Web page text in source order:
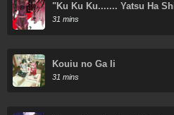
"Ku Ku Ku....... Yatsu Ha
Demo Saijaku" To Kaiko
Yusha To Seijo No Shisho
31 mins
Kouiu no Ga Ii
31 mins